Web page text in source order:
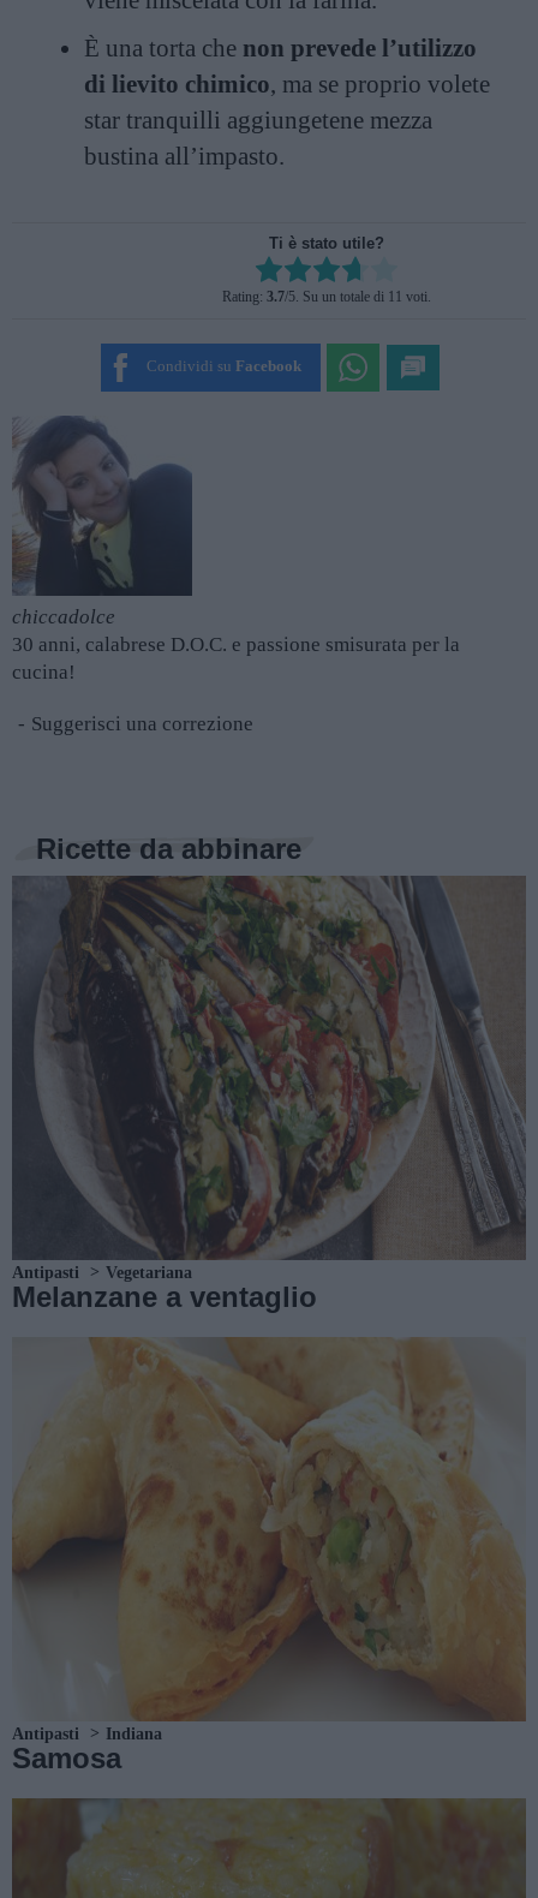
È una torta che non prevede l’utilizzo
di lievito chimico, ma se proprio volete
star tranquilli aggiungetene mezza
bustina all’impasto.
Ti è stato utile?
Rate this item:
SUBMIT RATING
Rating: 3.7/5. Su un totale di 11 voti.
Condividi su Facebook
chiccadolce
30 anni, calabrese D.O.C. e passione smisurata per la
cucina!
Suggerisci una correzione
Ricette da abbinare
Antipasti Vegetariana
Melanzane a ventaglio
Antipasti Indiana
Samosa